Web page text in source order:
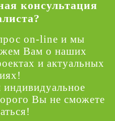
консультация
on-line и мы
Вам о наших
и актуальных
индивидуальное
Вы не сможете